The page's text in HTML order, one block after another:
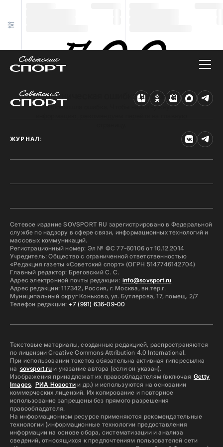
Техническая ошибка на сайте
Произошла ошибка. Чтобы найти нужную
ЖУРНАЛ:
Сетевое издание SOVSPORT RU зарегистрировано в Федеральной
службе по надзору в сфере связи, информационных технологий и
массовых коммуникаций.
Регистрационный номер: Эл № ФС 77-60106 от 10.12.2014
Учредитель: Общество с ограниченной ответственностью
«Редакция газеты «Советский спорт» (ОГРН 5147746142704)
Главный редактор: Бреговский С. С.
Адрес электронной почты редакции: info@sovsport.ru
Адрес редакции: 117342, Россия, г. Москва, вн.тер.г.
Муниципальный округ Коньково, ул. Бутлерова, 17, помещ. 2/7
Телефон редакции: +7 (991) 636-09-00
Текстовые материалы, созданные редакцией, распространяются
по лицензии Creative Commons Attribution 4.0 International.
При использовании текстов обязательна активная гиперссылка
на sovsport.ruи указание автора (если он указан).
Изображения принадлежат их правообладателям (включая Getty
Images, РИА Новостии др.) и используются на основании
коммерческих лицензий. Их копирование и повторное
использование запрещены без прямого разрешения
правообладателя.
На информационном ресурсе применяются рекомендательные
технологии (информационные технологии предоставления
информации на основе сбора, систематизации и анализа
сведений, относящихся к предпочтениям пользователей сети